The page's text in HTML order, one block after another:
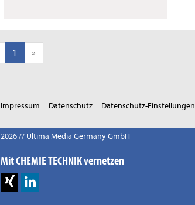
1 »
Impressum Datenschutz Datenschutz-Einstellungen
2026 // Ultima Media Germany GmbH
Mit CHEMIE TECHNIK vernetzen